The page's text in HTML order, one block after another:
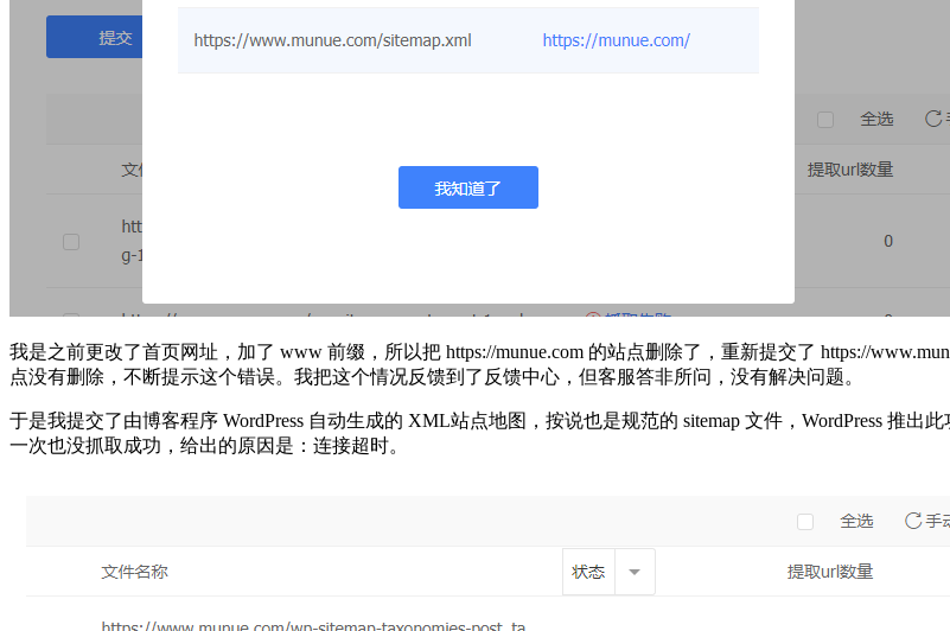
我是之前更改了首页网址，加了 www 前缀，所以把 https://munue.com 的站点删除了，重新提交了 https://
点没有删除，不断提示这个错误。我把这个情况反馈到了反馈中心，但客服答非所问，没有解决问题。
于是我提交了由博客程序 WordPress 自动生成的 XML站点地图，按说也是规范的 sitemap 文件，WordPress 推
一次也没抓取成功，给出的原因是：连接超时。